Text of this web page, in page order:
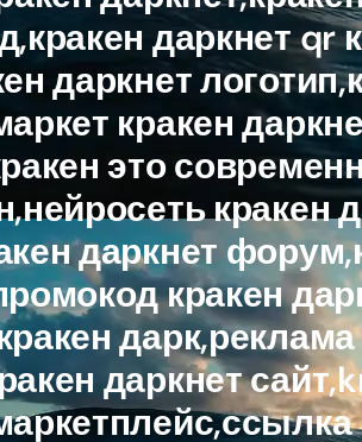
даркнет qr
даркнет
кракен
это
кракен
даркнет
кракен
даркнет